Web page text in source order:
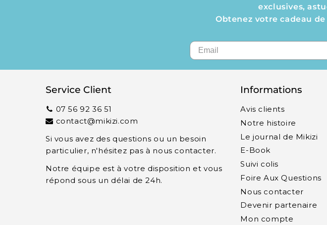
exclusives,
Obtenez votre cadeau
Service Client
07 56 92 36 51
contact@mikizi.com
Si vous avez des questions ou un besoin
particulier, n'hésitez pas à nous contacter.
Notre équipe est à votre disposition et vous
répond sous un délai de 24h.
Informations
Avis clients
Notre histoire
Le journal de Mikizi
E-Book
Suivi colis
Foire Aux Questions
Nous contacter
Devenir partenaire
Mon compte